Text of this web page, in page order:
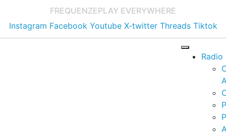
FREQUENZEPLAY EVERYWHERE
Instagram Facebook Youtube X-twitter Threads Tiktok
Radio